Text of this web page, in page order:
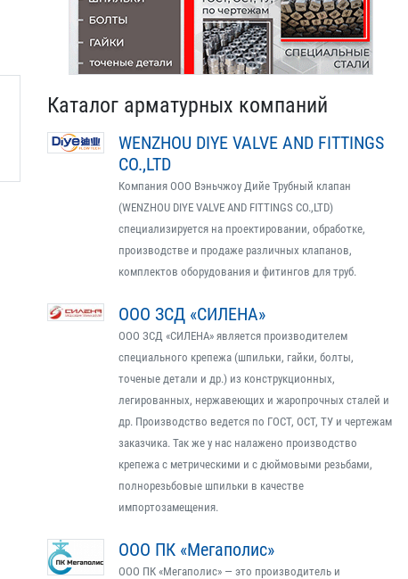
Каталог арматурных компаний
WENZHOU DIYE VALVE AND FITTINGS
CO.,LTD
Компания ООО Вэньчжоу Дийе Трубный клапан
(WENZHOU DIYE VALVE AND FITTINGS CO.,LTD)
специализируется на проектировании, обработке,
производстве и продаже различных клапанов,
комплектов оборудования и фитингов для труб.
ООО ЗСД «СИЛЕНА»
ООО ЗСД «СИЛЕНА» является производителем
специального крепежа (шпильки, гайки, болты,
точеные детали и др.) из конструкционных,
легированных, нержавеющих и жаропрочных сталей и
др. Производство ведется по ГОСТ, ОСТ, ТУ и чертежам
заказчика. Так же у нас налажено производство
крепежа с метрическими и с дюймовыми резьбами,
полнорезьбовые шпильки в качестве
импортозамещения.
ООО ПК «Мегаполис»
ООО ПК «Мегаполис» — это производитель и